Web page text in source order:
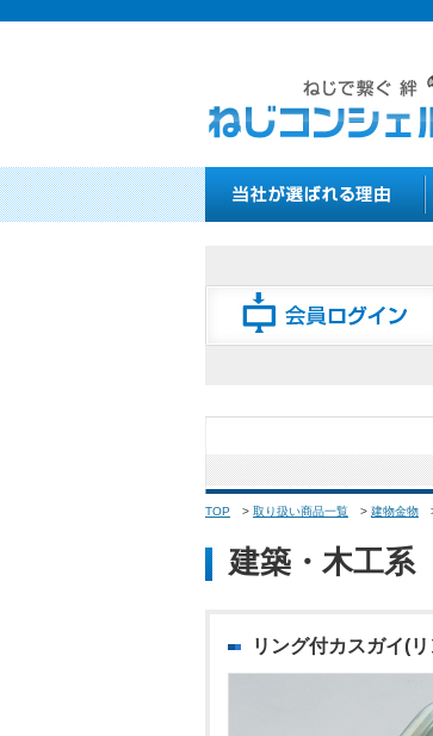
TOP > 取り扱い商品一覧 > 建物金物
建築・木工系
リング付カスガイ(